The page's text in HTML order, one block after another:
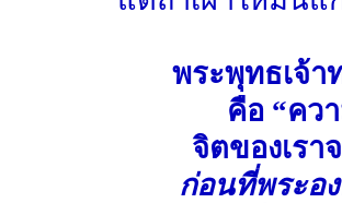
พระพุทธเจ้า
คือ “คว
จิตของเรา
ก่อนที่พระอ